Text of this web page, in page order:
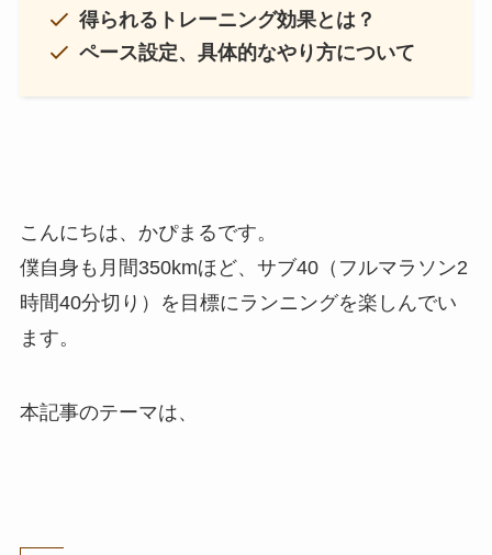
得られるトレーニング効果とは？
ペース設定、具体的なやり方について
こんにちは、かぴまるです。
僕自身も月間350kmほど、サブ40（フルマラソン2
時間40分切り）を目標にランニングを楽しんでい
ます。
本記事のテーマは、